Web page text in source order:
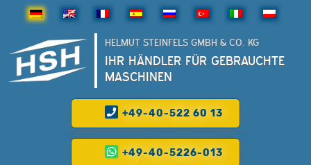
HELMUT STEINFELS GMBH & CO. KG
IHR HÄNDLER FÜR GEBRAUCHTE
MASCHINEN
+49-40-522 60 13
+49-40-5226-013